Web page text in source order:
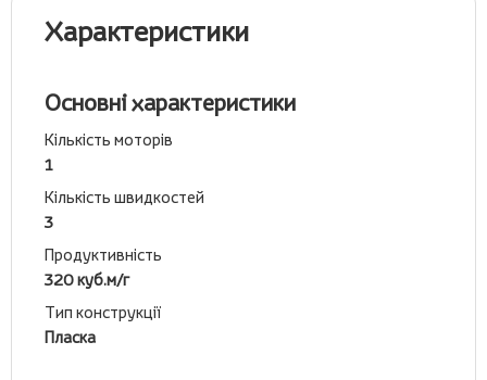
Характеристики
Основні характеристики
Кількість моторів
1
Кількість швидкостей
3
Продуктивність
320 куб.м/г
Тип конструкції
Пласка